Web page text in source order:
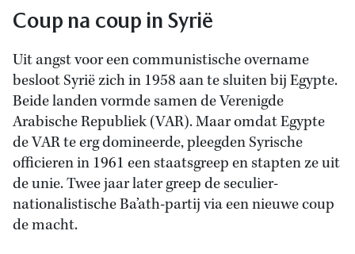
Coup na coup in Syrië
Uit angst voor een communistische overname
besloot Syrië zich in 1958 aan te sluiten bij Egypte.
Beide landen vormde samen de Verenigde
Arabische Republiek (VAR). Maar omdat Egypte
de VAR te erg domineerde, pleegden Syrische
officieren in 1961 een staatsgreep en stapten ze uit
de unie. Twee jaar later greep de seculier-
nationalistische Ba’ath-partij via een nieuwe coup
de macht.